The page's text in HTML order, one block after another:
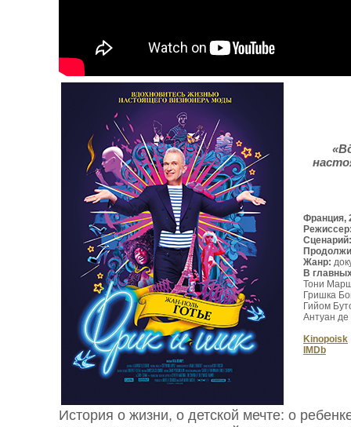
Франция,
Сценарий:
Жанр:
В
Тони
Гришка
Гийом
Антуан де
Kinopoisk
IMDb
История о жизни, о детской мечте: о